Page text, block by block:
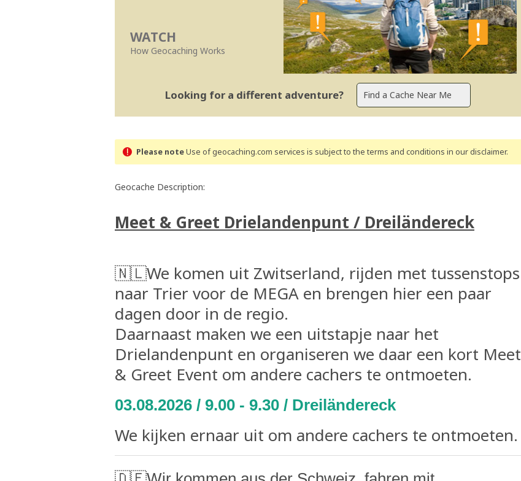
WATCH
How Geocaching Works
Looking for a different adventure?
Please noteUse of geocaching.com services is subject to the terms and conditions in our disclaimer.
Geocache Description:
Meet & Greet Drielandenpunt / Dreiländereck
🇳🇱We komen uit Zwitserland, rijden met tussenstops
naar Trier voor de MEGA en brengen hier een paar
dagen door in de regio.
Daarnaast maken we een uitstapje naar het
Drielandenpunt en organiseren we daar een kort Meet
& Greet Event om andere cachers te ontmoeten.
03.08.2026 / 9.00 - 9.30 / Dreiländereck
We kijken ernaar uit om andere cachers te ontmoeten.